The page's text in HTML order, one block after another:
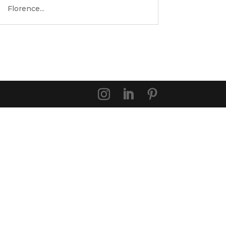
Florence...